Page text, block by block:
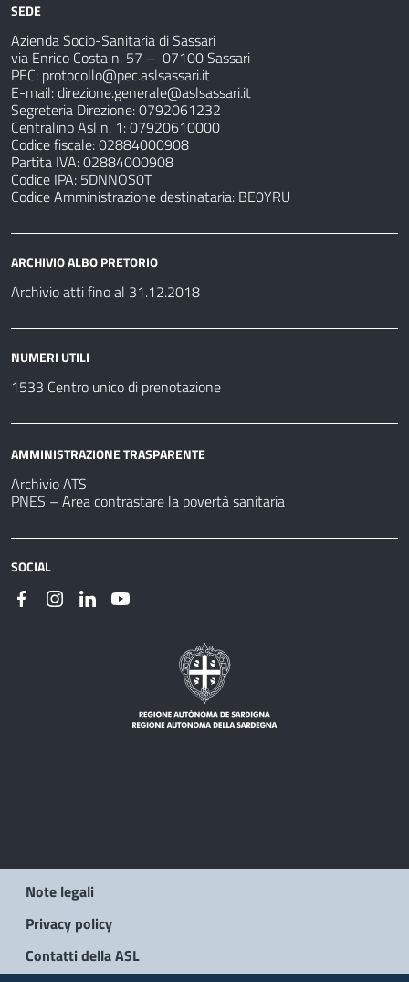
SEDE
Azienda Socio-Sanitaria di Sassari
via Enrico Costa n. 57 – 07100 Sassari
PEC: protocollo@pec.aslsassari.it
E-mail:direzione.generale@aslsassari.it
Segreteria Direzione: 0792061232
Centralino Asl n. 1: 07920610000
Codice fiscale: 02884000908
Partita IVA: 02884000908
Codice IPA: 5DNNOS0T
Codice Amministrazione destinataria: BE0YRU
ARCHIVIO ALBO PRETORIO
Archivio atti fino al 31.12.2018
NUMERI UTILI
1533 Centro unico di prenotazione
AMMINISTRAZIONE TRASPARENTE
Archivio ATS
PNES – Area contrastare la povertà sanitaria
SOCIAL
Note legali
Privacy policy
Contatti della ASL